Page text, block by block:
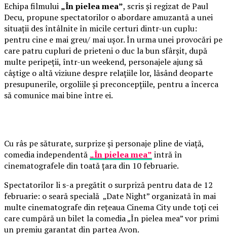
Echipa filmului „În pielea mea”, scris și regizat de Paul
Decu, propune spectatorilor o abordare amuzantă a unei
situații des întâlnite în micile certuri dintr-un cuplu:
pentru cine e mai greu/ mai ușor. În urma unei provocări pe
care patru cupluri de prieteni o duc la bun sfârșit, după
multe peripeții, într-un weekend, personajele ajung să
câștige o altă viziune despre relațiile lor, lăsând deoparte
presupunerile, orgoliile și preconcepțiile, pentru a încerca
să comunice mai bine între ei.
Cu râs pe săturate, surprize și personaje pline de viață,
comedia independentă „În pielea mea” intră în
cinematografele din toată țara din 10 februarie.
Spectatorilor li s-a pregătit o surpriză pentru data de 12
februarie: o seară specială „Date Night” organizată în mai
multe cinematografe din rețeaua Cinema City unde toți cei
care cumpără un bilet la comedia „În pielea mea” vor primi
un premiu garantat din partea Avon.